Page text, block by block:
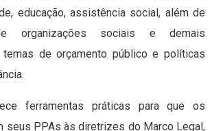
educação, assistência social, além de
organizações sociais e demais
de orçamento público e políticas
ferramentas práticas para que os
seus PPAs às diretrizes do Marco Legal,